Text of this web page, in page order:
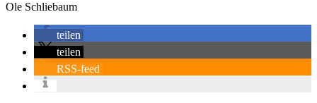
Ole Schliebaum
teilen
teilen
RSS-feed